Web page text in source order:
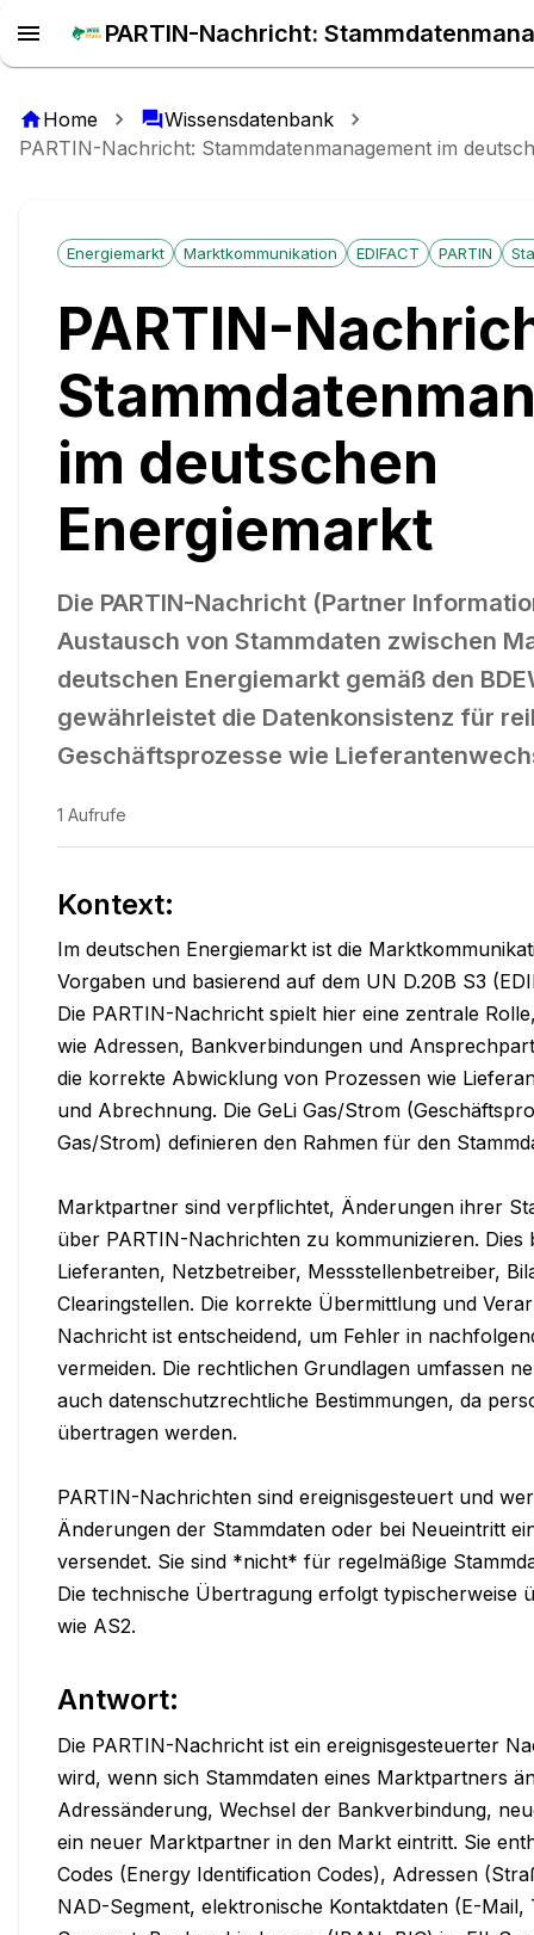
Home
Wissensdatenbank
PARTIN-Nachricht: Stammdatenmanagement im
Energiemarkt Marktkommunikation EDIFACT PARTIN
PARTIN-
im deutschen
Energiemarkt
Die PARTIN-Nachricht (Partner
Austausch von Stammdaten zwischen
deutschen Energiemarkt gemäß den
gewährleistet die Datenkonsistenz für
Geschäftsprozesse wie
1 Aufrufe
Kontext:
Im deutschen Energiemarkt ist die
Vorgaben und basierend auf dem UN D.20B S3
Die PARTIN-Nachricht spielt hier eine zentrale
wie Adressen, Bankverbindungen und
die korrekte Abwicklung von Prozessen wie
und Abrechnung. Die GeLi Gas/Strom
Gas/Strom) definieren den Rahmen für den
Marktpartner sind verpflichtet, Änderungen ihrer
über PARTIN-Nachrichten zu kommunizieren. Dies
Lieferanten, Netzbetreiber, Messstellenbetreiber,
Clearingstellen. Die korrekte Übermittlung und
Nachricht ist entscheidend, um Fehler in
vermeiden. Die rechtlichen Grundlagen umfassen
auch datenschutzrechtliche Bestimmungen, da
übertragen werden.
PARTIN-Nachrichten sind ereignisgesteuert und
Änderungen der Stammdaten oder bei Neueintritt
versendet. Sie sind *nicht* für regelmäßige
Die technische Übertragung erfolgt typischerweise
wie AS2.
Antwort:
Die PARTIN-Nachricht ist ein ereignisgesteuerter
wird, wenn sich Stammdaten eines Marktpartners
Adressänderung, Wechsel der Bankverbindung,
ein neuer Marktpartner in den Markt eintritt. Sie
Codes (Energy Identification Codes), Adressen
NAD-Segment, elektronische Kontaktdaten (E-Mail,